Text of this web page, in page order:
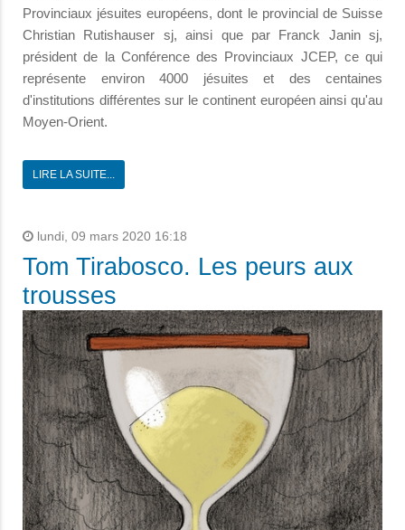
Provinciaux jésuites européens, dont le provincial de Suisse
Christian Rutishauser sj, ainsi que par Franck Janin sj,
président de la Conférence des Provinciaux JCEP, ce qui
représente environ 4000 jésuites et des centaines
d'institutions différentes sur le continent européen ainsi qu'au
Moyen-Orient.
LIRE LA SUITE...
lundi, 09 mars 2020 16:18
Tom Tirabosco. Les peurs aux
trousses